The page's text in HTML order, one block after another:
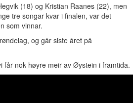
(18) og Kristian Raanes (22), men
tre songar kvar i finalen, var det
som vinnar.
og går siste året på
får nok høyre meir av Øystein i framtida.